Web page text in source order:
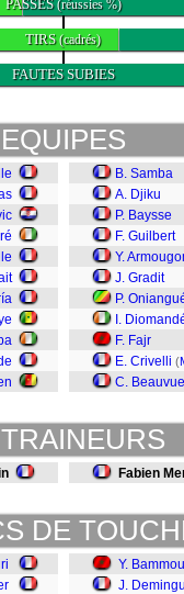
PASSES(réussies %)
TIRS(cadrés)
FAUTES SUBIES
EQUIPES
B. Samba
A. Djiku
P. Baysse
F. Guilbert
Y.
J. Gradit
P.
I.
F. Fajr
E. Crivelli (
C. Beauvue
Fabien
DE
Y. Bammou
J.